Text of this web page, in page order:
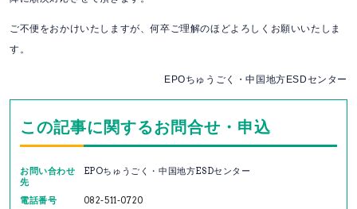
ご不便をおかけいたしますが、何卒ご理解のほどよろしくお願いいたしま
す。
EPOちゅうごく・中国地方ESDセンター
この記事に関するお問合せ・申込
お問い合わせ
先
EPOちゅうごく・中国地方ESDセンター
電話番号 082-511-0720